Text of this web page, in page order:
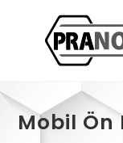
Mobil Ön